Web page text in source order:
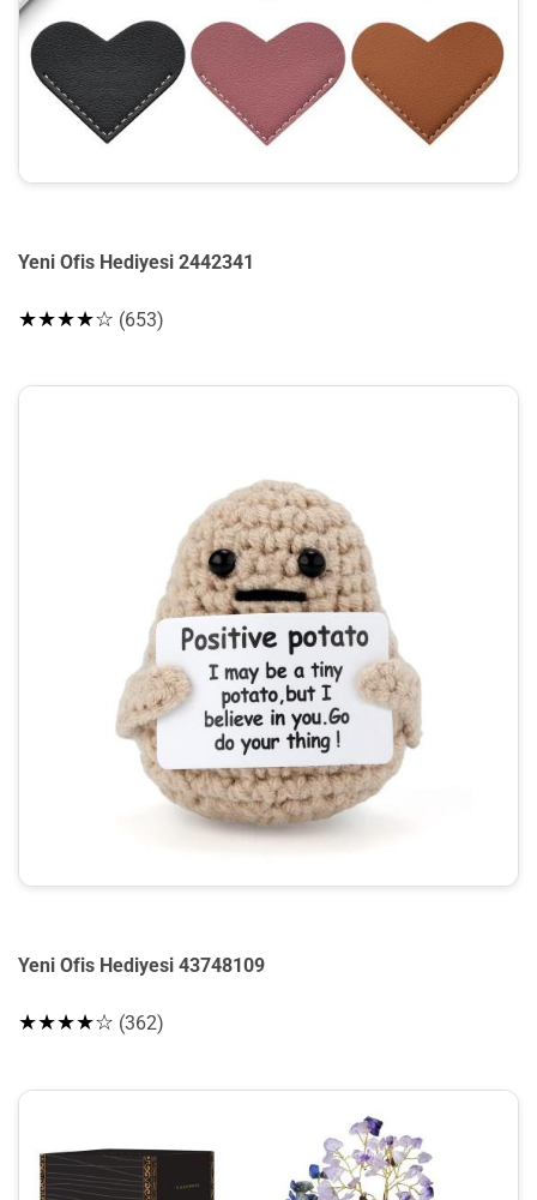
Yeni Ofis Hediyesi 2442341
★★★★☆ (653)
Yeni Ofis Hediyesi 43748109
★★★★☆ (362)